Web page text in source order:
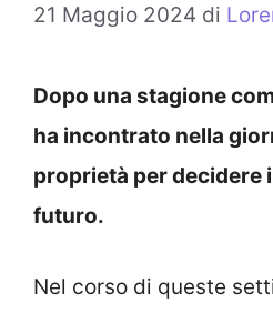
21 Maggio 2024 di
Dopo una stagione
ha incontrato nella
proprietà per decidere
futuro.
Nel corso di queste